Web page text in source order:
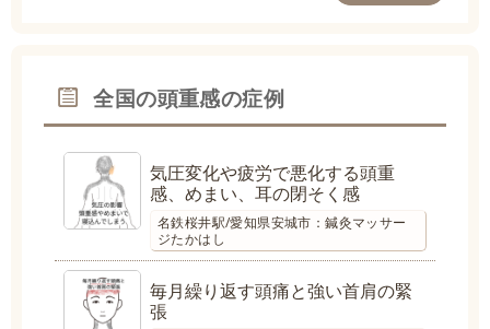
全国の頭重感の症例
気圧変化や疲労で悪化する頭重
感、めまい、耳の閉そく感
名鉄桜井駅/愛知県安城市：鍼灸マッサー
ジたかはし
毎月繰り返す頭痛と強い首肩の緊
張